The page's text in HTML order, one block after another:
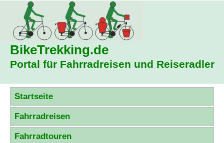
BikeTrekking.de
Portal für Fahrradreisen und Reiseradler
Startseite
Fahrradreisen
Fahrradtouren